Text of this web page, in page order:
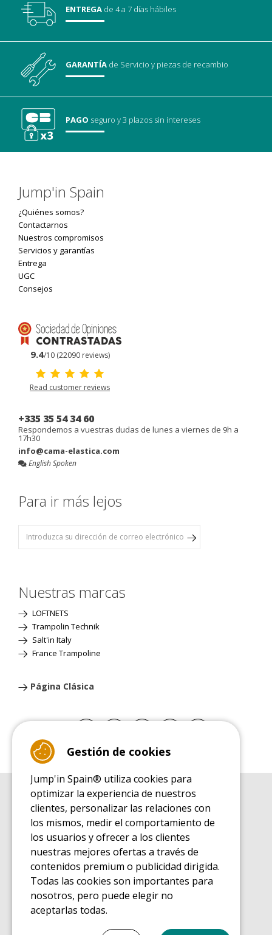
ENTREGA de 4 a 7 días hábiles
GARANTÍA de Servicioy piezas de recambio
PAGO seguroy 3 plazos sin intereses
Jump'in Spain
¿Quiénes somos?
Contactarnos
Nuestros compromisos
Servicios y garantías
Entrega
UGC
Consejos
9.4/10 (22090 reviews)
Read customer reviews
+335 35 54 34 60
Respondemos a vuestras dudas de lunes a viernes de 9h a
17h30
info@cama-elastica.com
English Spoken
Para ir más lejos
Nuestras marcas
LOFTNETS
Trampolin Technik
Salt'in Italy
France Trampoline
Página Clásica
GUÍA DE COMPRA
Guía de compra para las camas elásticas de ocio
GUÍA DE INSTALACIÓN
Guía de montaje para la cama elástica de ocio
GUÍA DE MANTENIMIENTO
Guía de mantenimiento de las camas elásticas de ocio
GUÍA DE INICIO
Guía de descubrimiento de las camas elásticas de ocio
GUÍA DE COMPRA PIEZAS DE RECAMBIO
Gestión de cookies
Jump'in Spain® utiliza cookies para
optimizar la experiencia de nuestros
clientes, personalizar las relaciones con
los mismos, medir el comportamiento de
los usuarios y ofrecer a los clientes
nuestras mejores ofertas a través de
contenidos premium o publicidad dirigida.
Todas las cookies son importantes para
nosotros, pero puede elegir no
aceptarlas todas.
Seleccionar todo